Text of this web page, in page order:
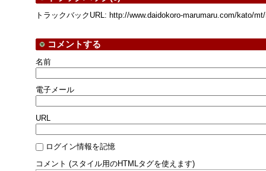
トラックバックURL: http://www.daidokoro-marumaru.com/kato/
コメントする
名前
電子メール
URL
ログイン情報を記憶
コメント (スタイル用のHTMLタグを使えます)